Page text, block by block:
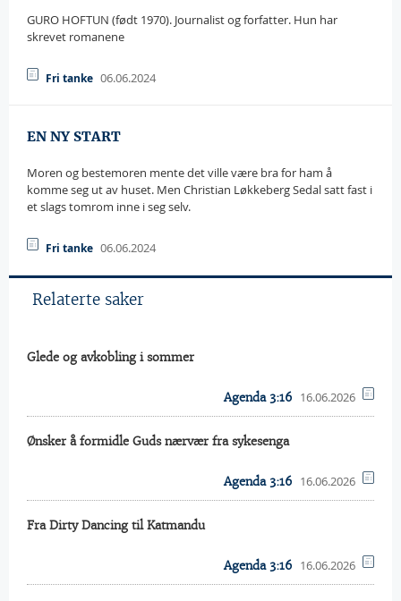
GURO HOFTUN (født 1970). Journalist og forfatter. Hun har
skrevet romanene
Fri tanke 06.06.2024
EN NY START
Moren og bestemoren mente det ville være bra for ham å
komme seg ut av huset. Men Christian Løkkeberg Sedal satt fast i
et slags tomrom inne i seg selv.
Fri tanke 06.06.2024
Relaterte saker
Glede og avkobling i sommer
Agenda 3:16 16.06.2026
Ønsker å formidle Guds nærvær fra sykesenga
Agenda 3:16 16.06.2026
Fra Dirty Dancing til Katmandu
Agenda 3:16 16.06.2026